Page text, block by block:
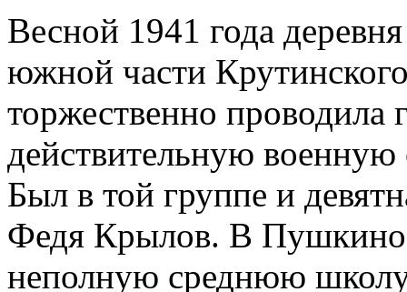
Весной 1941 года
южной части
торжественно
действительную
Был в той группе и
Федя Крылов. В Пушкино
неполную среднюю